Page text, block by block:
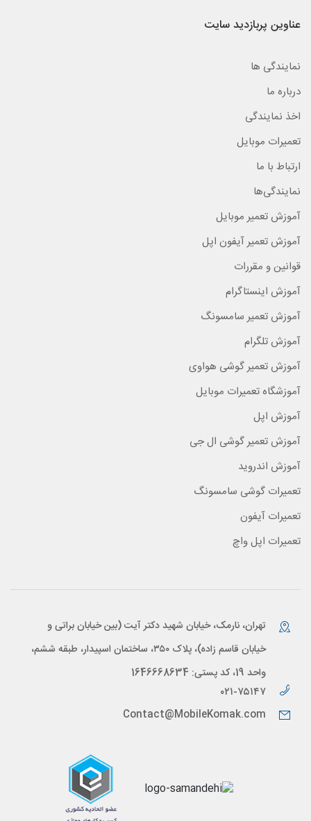
عناوین پربازدید سایت
نمایندگی ها
درباره ما
اخذ نمایندگی
تعمیرات موبایل
ارتباط با ما
نمایندگی‌ها
آموزش تعمیر موبایل
آموزش تعمیر آیفون اپل
قوانین و مقررات
آموزش اینستاگرام
آموزش تعمیر سامسونگ
آموزش تلگرام
آموزش تعمیر گوشی هواوی
آموزشگاه تعمیرات موبایل
آموزش اپل
آموزش تعمیر گوشی ال جی
آموزش اندروید
تعمیرات گوشی سامسونگ
تعمیرات آیفون
تعمیرات اپل واچ
تهران، نارمک، خیابان شهید دکتر آیت (بین خیابان براتی و
خیابان قاسم زاده)، پلاک ۳۵۰، ساختمان اسپیدار، طبقه ششم،
واحد 19، کد پستی: 1646668634
۰۲۱-۷۵۱۴۷
Contact@MobileKomak.com